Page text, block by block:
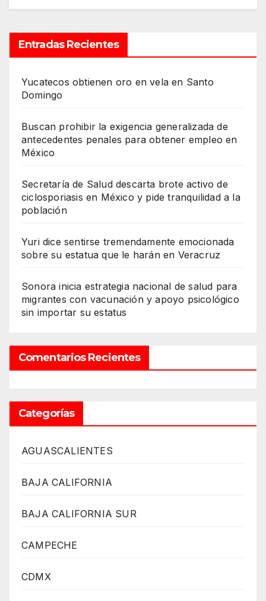
Entradas Recientes
Yucatecos obtienen oro en vela en Santo
Domingo
Buscan prohibir la exigencia generalizada de
antecedentes penales para obtener empleo en
México
Secretaría de Salud descarta brote activo de
ciclosporiasis en México y pide tranquilidad a la
población
Yuri dice sentirse tremendamente emocionada
sobre su estatua que le harán en Veracruz
Sonora inicia estrategia nacional de salud para
migrantes con vacunación y apoyo psicológico
sin importar su estatus
Comentarios Recientes
Categorías
AGUASCALIENTES
BAJA CALIFORNIA
BAJA CALIFORNIA SUR
CAMPECHE
CDMX